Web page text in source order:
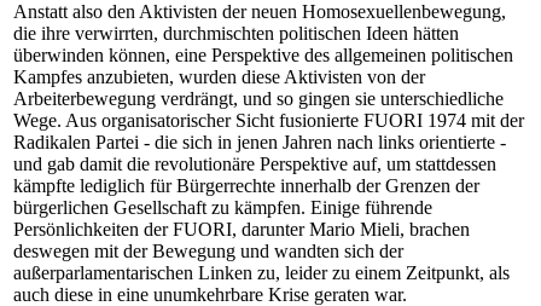
Anstatt also den Aktivisten der neuen Homosexuellenbewegung,
die ihre verwirrten, durchmischten politischen Ideen hätten
überwinden können, eine Perspektive des allgemeinen politischen
Kampfes anzubieten, wurden diese Aktivisten von der
Arbeiterbewegung verdrängt, und so gingen sie unterschiedliche
Wege. Aus organisatorischer Sicht fusionierte FUORI 1974 mit der
Radikalen Partei - die sich in jenen Jahren nach links orientierte -
und gab damit die revolutionäre Perspektive auf, um stattdessen
kämpfte lediglich für Bürgerrechte innerhalb der Grenzen der
bürgerlichen Gesellschaft zu kämpfen. Einige führende
Persönlichkeiten der FUORI, darunter Mario Mieli, brachen
deswegen mit der Bewegung und wandten sich der
außerparlamentarischen Linken zu, leider zu einem Zeitpunkt, als
auch diese in eine unumkehrbare Krise geraten war.